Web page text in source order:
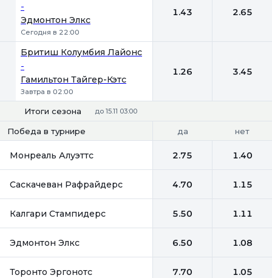
-
Эдмонтон Элкс
Сегодня в 22:00
1.43 2.65
Бритиш Колумбия Лайонс
-
Гамильтон Тайгер-Кэтс
Завтра в 02:00
1.26 3.45
Итоги сезона до 15.11 03:00
Победа в турнире да нет
Монреаль Алуэттс 2.75 1.40
Саскачеван Рафрайдерс 4.70 1.15
Калгари Стампидерс 5.50 1.11
Эдмонтон Элкс 6.50 1.08
Торонто Эргонотс 7.70 1.05